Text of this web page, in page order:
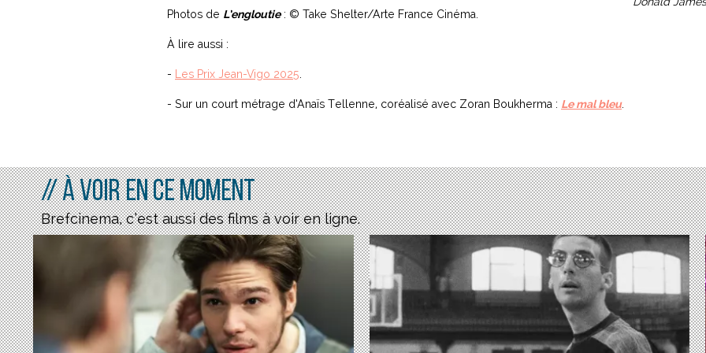
Photos de L’engloutie: © Take Shelter/Arte France Cinéma.
À lire aussi :
- Les Prix Jean-Vigo 2025
- Sur un court métrage d’Anaïs Tellenne, coréalisé avec Zoran Boukherma : Le mal bleu.
// À voir en ce moment
Brefcinema, c’est aussi des films à voir en ligne.